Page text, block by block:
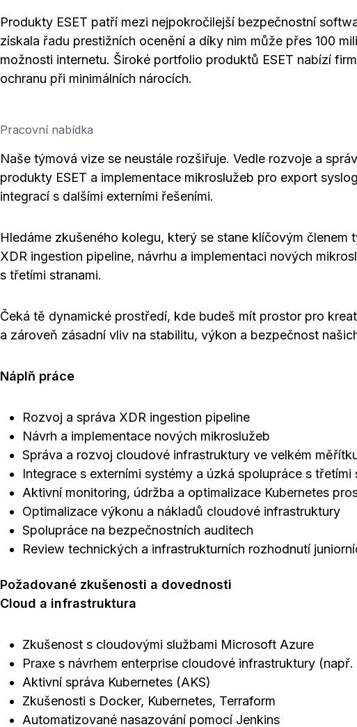
Produkty ESET patří mezi nejpokročilejší bezpečnostní
získala řadu prestižních ocenění a díky nim může přes 100
možnosti internetu. Široké portfolio produktů ESET nabízí
ochranu při minimálních nárocích.
Pracovní nabídka
Naše týmová vize se neustále rozšiřuje. Vedle rozvoje a
produkty ESET a implementace mikroslužeb pro export
integrací s dalšími externími řešeními.
Hledáme zkušeného kolegu, který se stane klíčovým
XDR ingestion pipeline, návrhu a implementaci nových
s třetími stranami.
Čeká tě dynamické prostředí, kde budeš mít prostor pro
a zároveň zásadní vliv na stabilitu, výkon a bezpečnost
Náplň práce
Rozvoj a správa XDR ingestion pipeline
Návrh a implementace nových mikroslužeb
Správa a rozvoj cloudové infrastruktury ve velkém
Integrace s externími systémy a úzká spolupráce s třetími
Aktivní monitoring, údržba a optimalizace Kubernetes
Optimalizace výkonu a nákladů cloudové infrastruktury
Spolupráce na bezpečnostních auditech
Review technických a infrastrukturních rozhodnutí
Požadované zkušenosti a dovednosti
Cloud a infrastruktura
Zkušenost s cloudovými službami Microsoft Azure
Praxe s návrhem enterprise cloudové infrastruktury
Aktivní správa Kubernetes (AKS)
Zkušenosti s Docker, Kubernetes, Terraform
Automatizované nasazování pomocí Jenkins